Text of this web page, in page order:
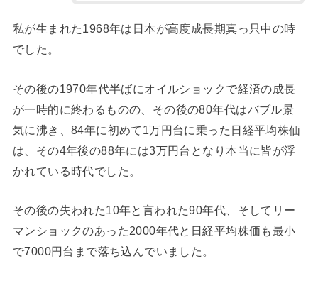
私が生まれた1968年は日本が高度成長期真っ只中の時
でした。
その後の1970年代半ばにオイルショックで経済の成長
が一時的に終わるものの、その後の80年代はバブル景
気に沸き、84年に初めて1万円台に乗った日経平均株価
は、その4年後の88年には3万円台となり本当に皆が浮
かれている時代でした。
その後の失われた10年と言われた90年代、そしてリー
マンショックのあった2000年代と日経平均株価も最小
で7000円台まで落ち込んでいました。